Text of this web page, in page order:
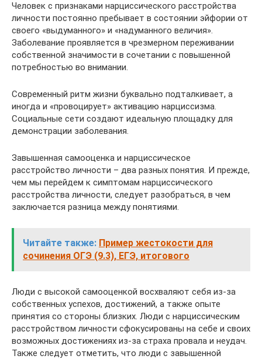
Человек с признаками нарциссического расстройства
личности постоянно пребывает в состоянии эйфории от
своего «выдуманного» и «надуманного величия».
Заболевание проявляется в чрезмерном переживании
собственной значимости в сочетании с повышенной
потребностью во внимании.
Современный ритм жизни буквально подталкивает, а
иногда и «провоцирует» активацию нарциссизма.
Социальные сети создают идеальную площадку для
демонстрации заболевания.
Завышенная самооценка и нарциссическое
расстройство личности – два разных понятия. И прежде,
чем мы перейдем к симптомам нарциссического
расстройства личности, следует разобраться, в чем
заключается разница между понятиями.
Читайте также: Пример жестокости для
сочинения ОГЭ (9.3), ЕГЭ, итогового
Люди с высокой самооценкой восхваляют себя из-за
собственных успехов, достижений, а также опыте
принятия со стороны близких. Люди с нарциссическим
расстройством личности сфокусированы на себе и своих
возможных достижениях из-за страха провала и неудач.
Также следует отметить, что люди с завышенной